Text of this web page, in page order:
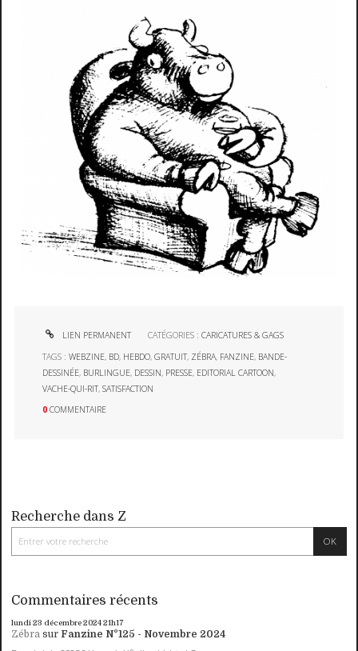
LIEN PERMANENT CATÉGORIES :CARICATURES & GAGS
TAGS :WEBZINE, BD, HEBDO,GRATUIT, ZÉBRA, FANZINE, BANDE-
DESSINÉE, BURLINGUE, DESSIN, PRESSE, EDITORIAL CARTOON,
VACHE-QUI-RIT,SATISFACTION
0 COMMENTAIRE
Recherche dans Z
Commentaires récents
lundi 23 décembre 202421h17
Zébra sur Fanzine N°125 - Novembre 2024